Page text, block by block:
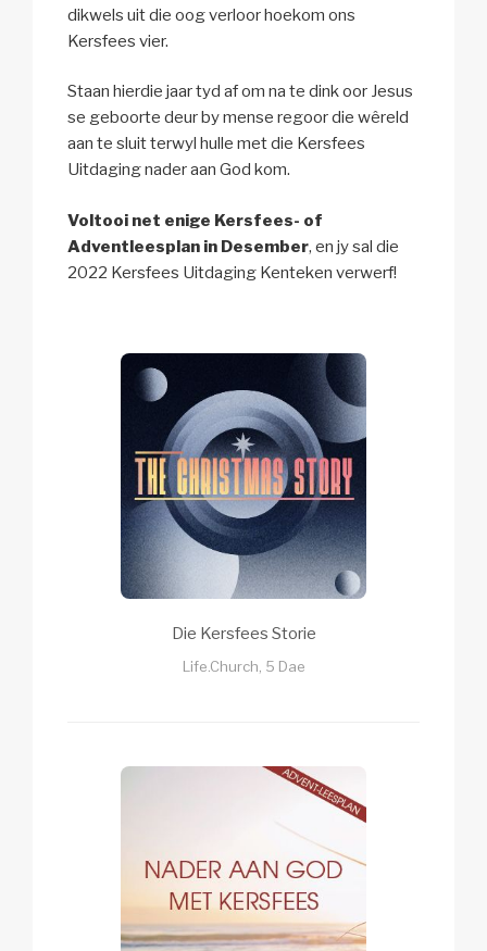
dikwels uit die oog verloor hoekom ons
Kersfees vier.
Staan hierdie jaar tyd af om na te dink oor Jesus
se geboorte deur by mense regoor die wêreld
aan te sluit terwyl hulle met die Kersfees
Uitdaging nader aan God kom.
Voltooi net enige Kersfees- of
Adventleesplan in Desember, en jy sal die
2022 Kersfees Uitdaging Kenteken verwerf!
Die Kersfees Storie
Life.Church, 5 Dae